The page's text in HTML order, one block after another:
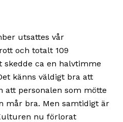
utsattes vår
och totalt 109
skedde ca en halvtimme
känns väldigt bra att
att personalen som mötte
mår bra. Men samtidigt är
nu förlorat